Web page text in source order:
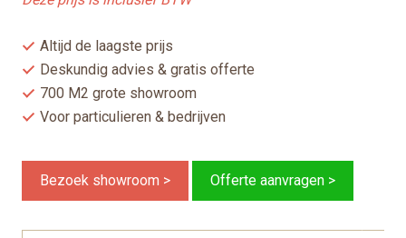
Altijd de laagste prijs
Deskundig advies & gratis offerte
700 M2 grote showroom
Voor particulieren & bedrijven
Bezoek showroom > Offerte aanvragen >